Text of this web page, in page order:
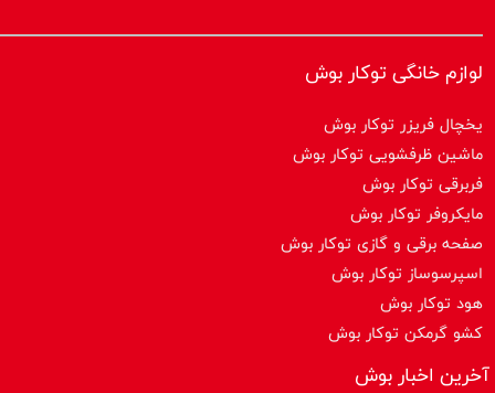
لوازم خانگی توکار بوش
یخچال فریزر توکار بوش
ماشین ظرفشویی توکار بوش
فربرقی توکار بوش
مایکروفر توکار بوش
صفحه برقی و گازی توکار بوش
اسپرسوساز توكار بوش
هود توکار بوش
کشو گرمکن توکار بوش
آخرین اخبار بوش